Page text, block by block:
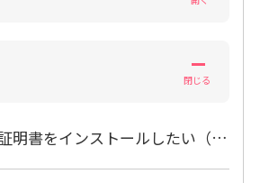
トールしたい（ラピッドSSL・クイックSSLプレミアム）